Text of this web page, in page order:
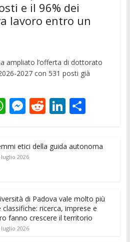
e il 96% dei
lavoro entro un
ampliato l’offerta di dottorato
2027 con 531 posti già
W
s
p
M
ss
e
er
R
di
Li
e
C
di
etici della guida autonoma
luglio 2026
di Padova vale molto più
classifiche: ricerca, imprese e
fanno crescere il territorio
luglio 2026